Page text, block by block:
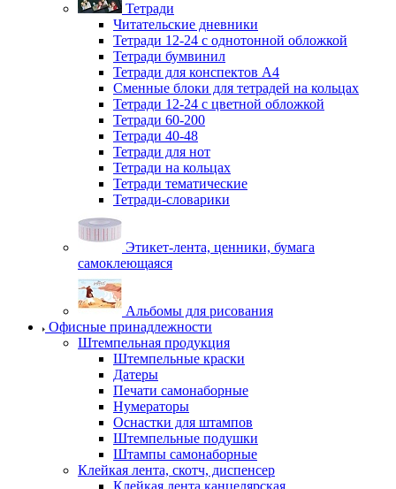
Тетради
Читательские дневники
Тетради 12-24 с однотонной обложкой
Тетради бумвинил
Тетради для конспектов А4
Сменные блоки для тетрадей на кольцах
Тетради 12-24 с цветной обложкой
Тетради 60-200
Тетради 40-48
Тетради для нот
Тетради на кольцах
Тетради тематические
Тетради-словарики
Этикет-лента, ценники, бумага
самоклеющаяся
Альбомы для рисования
Офисные принадлежности
Штемпельная продукция
Штемпельные краски
Датеры
Печати самонаборные
Нумераторы
Оснастки для штампов
Штемпельные подушки
Штампы самонаборные
Клейкая лента, скотч, диспенсер
Клейкая лента канцелярская